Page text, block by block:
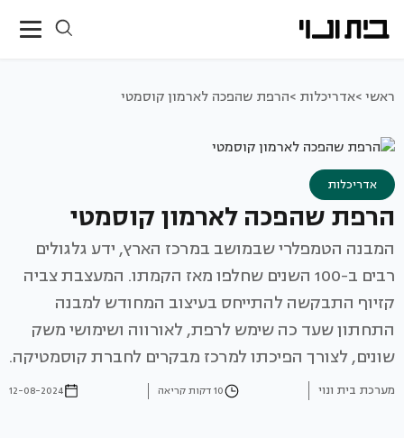
ראשי >אדריכלות >הרפת שהפכה לארמון קוסמטי
אדריכלות
הרפת שהפכה לארמון קוסמטי
המבנה הטמפלרי שבמושב במרכז הארץ, ידע גלגולים
רבים ב-100 השנים שחלפו מאז הקמתו. המעצבת צביה
קזיוף התבקשה להתייחס בעיצוב המחודש למבנה
התחתון שעד כה שימש לרפת, לאורווה ושימושי משק
שונים, לצורך הפיכתו למרכז מבקרים לחברת קוסמטיקה.
מערכת בית ונוי 10 דקות קריאה 12-08-2024